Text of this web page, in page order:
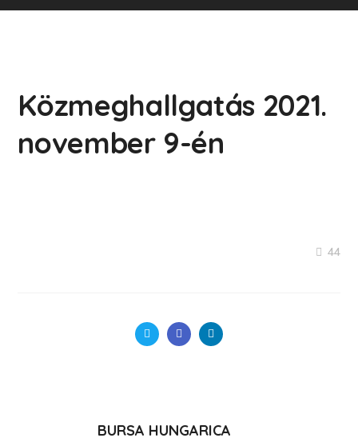
Közmeghallgatás 2021.
november 9-én
44
BURSA HUNGARICA